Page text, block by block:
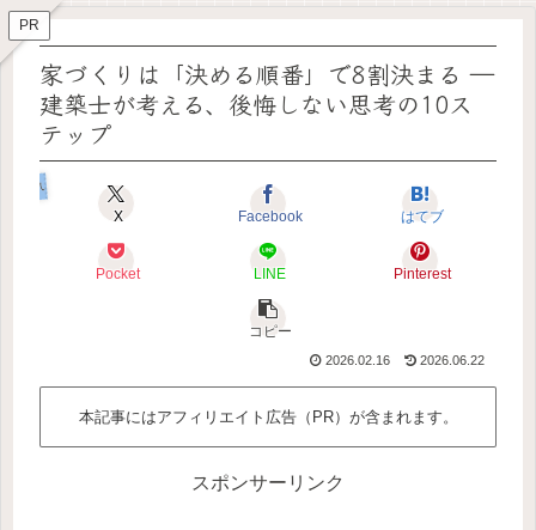
PR
家づくりは「決める順番」で8割決まる ―
建築士が考える、後悔しない思考の10ス
テップ
いえのキホン
X Facebook はてブ
Pocket LINE Pinterest
コピー
2026.02.16 2026.06.22
本記事にはアフィリエイト広告（PR）が含まれます。
スポンサーリンク